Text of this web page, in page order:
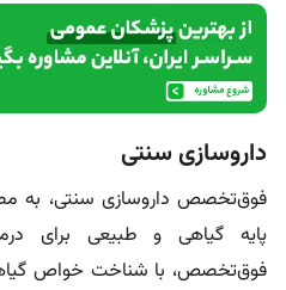
داروسازی سنتی
فوق‌تخصص داروسازی سنتی، به
پایه گیاهی و طبیعی برای
فوق‌تخصص، با شناخت خواص